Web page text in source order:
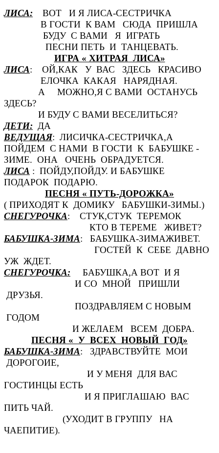
ЛИСА: ВОТ И Я ЛИСА-СЕСТРИЧКА
В ГОСТИ К ВАМ СЮДА ПРИШЛА
БУДУ С ВАМИ Я ИГРАТЬ
ПЕСНИ ПЕТЬ И ТАНЦЕВАТЬ.
ИГРА « ХИТРАЯ ЛИСА»
ЛИСА: ОЙ,КАК У ВАС ЗДЕСЬ КРАСИВО
ЕЛОЧКА КАКАЯ НАРЯДНАЯ.
А МОЖНО,Я С ВАМИ ОСТАНУСЬ
ЗДЕСЬ?
И БУДУ С ВАМИ ВЕСЕЛИТЬСЯ?
ДЕТИ: ДА
ВЕДУЩАЯ: ЛИСИЧКА-СЕСТРИЧКА,А
ПОЙДЕМ С НАМИ В ГОСТИ К БАБУШКЕ -
ЗИМЕ. ОНА ОЧЕНЬ ОБРАДУЕТСЯ.
ЛИСА : ПОЙДУ,ПОЙДУ. И БАБУШКЕ
ПОДАРОК ПОДАРЮ.
ПЕСНЯ « ПУТЬ-ДОРОЖКА»
( ПРИХОДЯТ К ДОМИКУ БАБУШКИ-ЗИМЫ.)
СНЕГУРОЧКА: СТУК,СТУК ТЕРЕМОК
КТО В ТЕРЕМЕ ЖИВЕТ?
БАБУШКА-ЗИМА: БАБУШКА-ЗИМАЖИВЕТ.
ГОСТЕЙ К СЕБЕ ДАВНО
УЖ ЖДЕТ.
СНЕГУРОЧКА: БАБУШКА,А ВОТ И Я
И СО МНОЙ ПРИШЛИ
ДРУЗЬЯ.
ПОЗДРАВЛЯЕМ С НОВЫМ
ГОДОМ
И ЖЕЛАЕМ ВСЕМ ДОБРА.
ПЕСНЯ « У ВСЕХ НОВЫЙ ГОД»
БАБУШКА-ЗИМА: ЗДРАВСТВУЙТЕ МОИ
ДОРОГОИЕ,
И У МЕНЯ ДЛЯ ВАС
ГОСТИНЦЫ ЕСТЬ
И Я ПРИГЛАШАЮ ВАС
ПИТЬ ЧАЙ.
(УХОДИТ В ГРУППУ НА
ЧАЕПИТИЕ).